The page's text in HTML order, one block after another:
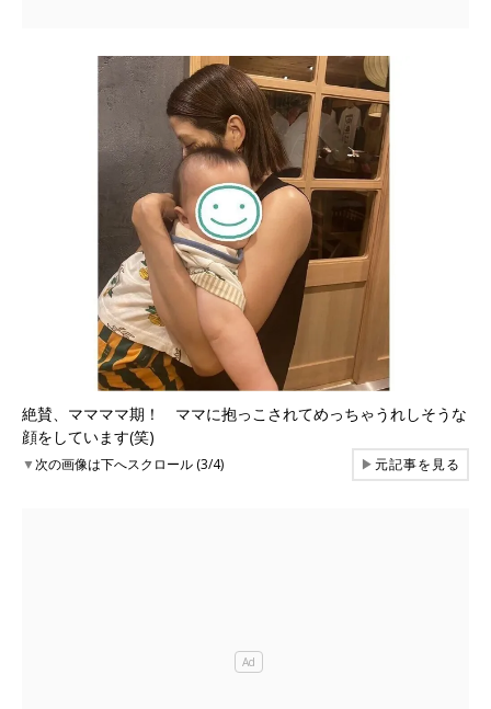
絶賛、ママママ期！ ママに抱っこされてめっちゃうれしそうな
顔をしています(笑)
▼次の画像は下へスクロール (3/4) ▶元記事を見る